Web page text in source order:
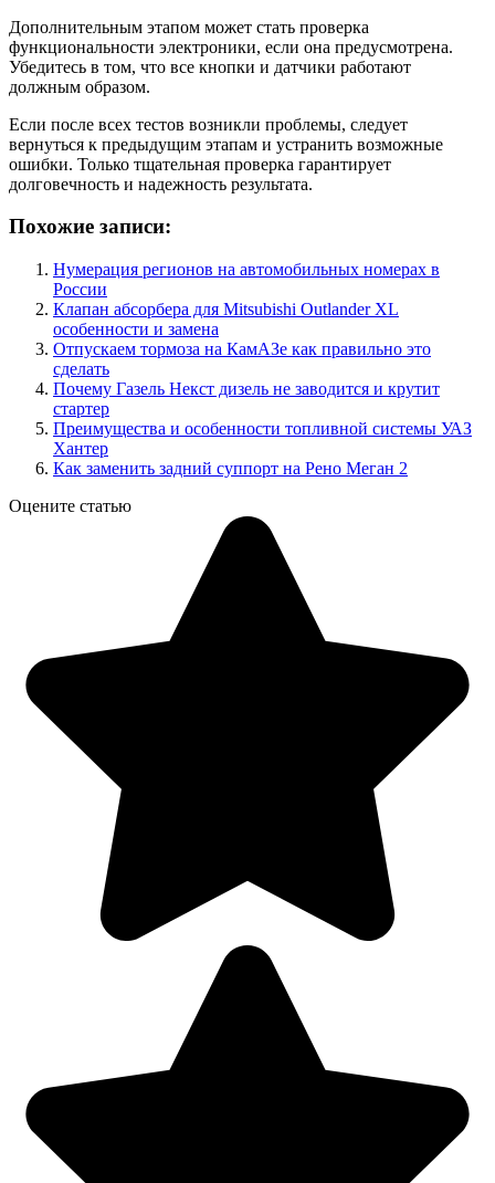
Дополнительным этапом может стать проверка
функциональности электроники, если она предусмотрена.
Убедитесь в том, что все кнопки и датчики работают
должным образом.
Если после всех тестов возникли проблемы, следует
вернуться к предыдущим этапам и устранить возможные
ошибки. Только тщательная проверка гарантирует
долговечность и надежность результата.
Похожие записи:
Нумерация регионов на автомобильных номерах в
России
Клапан абсорбера для Mitsubishi Outlander XL
особенности и замена
Отпускаем тормоза на КамАЗе как правильно это
сделать
Почему Газель Некст дизель не заводится и крутит
стартер
Преимущества и особенности топливной системы УАЗ
Хантер
Как заменить задний суппорт на Рено Меган 2
Оцените статью